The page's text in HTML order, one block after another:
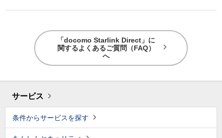
「docomo Starlink Direct」に
関するよくあるご質問（FAQ）
へ
サービス
条件からサービスを探す